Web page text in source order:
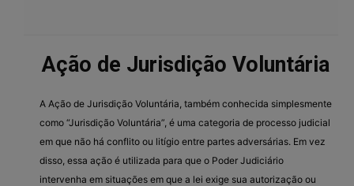
Ação de Jurisdição Voluntária
A Ação de Jurisdição Voluntária, também conhecida simplesmente
como “Jurisdição Voluntária”, é uma categoria de processo judicial
em que não há conflito ou litígio entre partes adversárias. Em vez
disso, essa ação é utilizada para que o Poder Judiciário
intervenha em situações em que a lei exige sua autorização ou